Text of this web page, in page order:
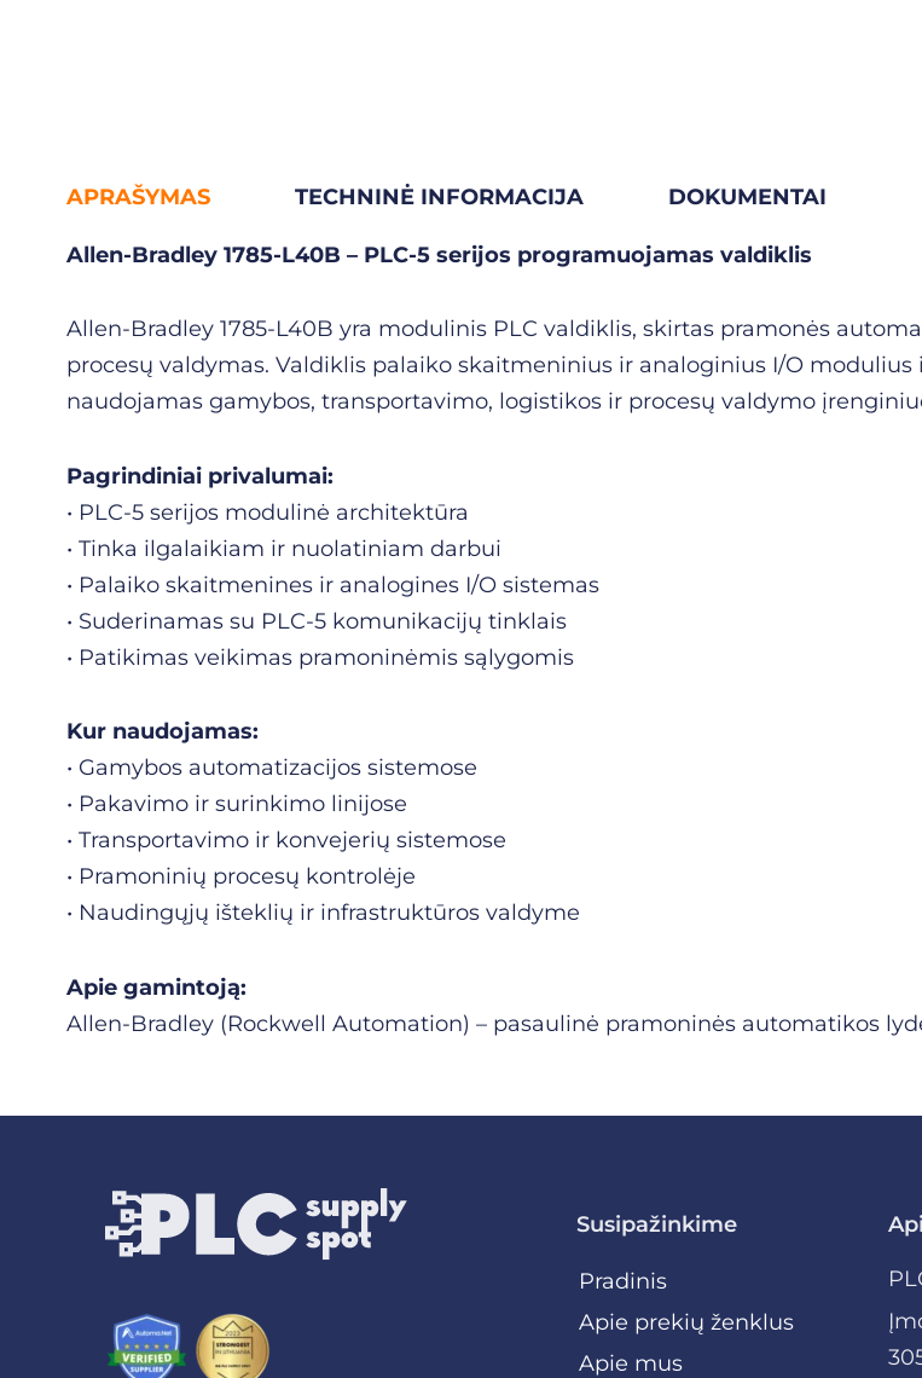
APRAŠYMAS TECHNINĖ INFORMACIJA DOKUMENTAI
Allen-Bradley 1785-L40B – PLC-5 serijos programuojamas valdiklis
Allen-Bradley 1785-L40B yra modulinis PLC valdiklis, skirtas pramonės
procesų valdymas. Valdiklis palaiko skaitmeninius ir analoginius I/O
naudojamas gamybos, transportavimo, logistikos ir procesų valdymo
Pagrindiniai privalumai:
• PLC-5 serijos modulinė architektūra
• Tinka ilgalaikiam ir nuolatiniam darbui
• Palaiko skaitmenines ir analogines I/O sistemas
• Suderinamas su PLC-5 komunikacijų tinklais
• Patikimas veikimas pramoninėmis sąlygomis
Kur naudojamas:
• Gamybos automatizacijos sistemose
• Pakavimo ir surinkimo linijose
• Transportavimo ir konvejerių sistemose
• Pramoninių procesų kontrolėje
• Naudingųjų išteklių ir infrastruktūros valdyme
Apie gamintoją:
Allen-Bradley (Rockwell Automation) – pasaulinė pramoninės automatikos
Susipažinkime
Pradinis
Apie prekių ženklus
Apie mus